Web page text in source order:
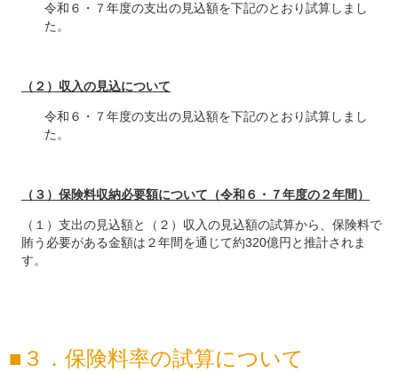
令和６・７年度の支出の見込額を下記のとおり試算しまし
た。
（２）収入の見込について
令和６・７年度の支出の見込額を下記のとおり試算しまし
た。
（３）保険料収納必要額について（令和６・７年度の２年間）
（１）支出の見込額と（２）収入の見込額の試算から、保険料で
賄う必要がある金額は２年間を通じて約320億円と推計されま
す。
３．保険料率の試算について